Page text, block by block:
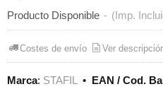
Producto Disponible - (Imp.
Costes de envío Ver
Marca: STAFIL• EAN / Cod.